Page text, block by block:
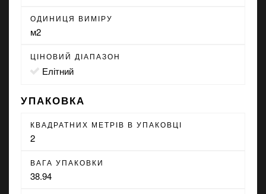
ОДИНИЦЯ ВИМІРУ
м2
ЦІНОВИЙ ДІАПАЗОН
Елітний
УПАКОВКА
КВАДРАТНИХ МЕТРІВ В УПАКОВЦІ
2
ВАГА УПАКОВКИ
38.94